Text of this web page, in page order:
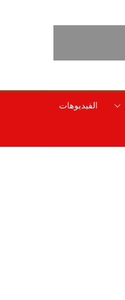
الفيديوهات